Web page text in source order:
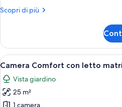
Scopri di più
Altri
vista
canale
Apri
tutte
le
foto
18
Camera Comfort con letto
Vista giardino
25 m²
1 camera